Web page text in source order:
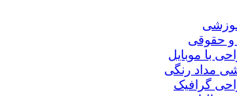
و حقوقی
با موبایل
مداد رنگی
گرافیک